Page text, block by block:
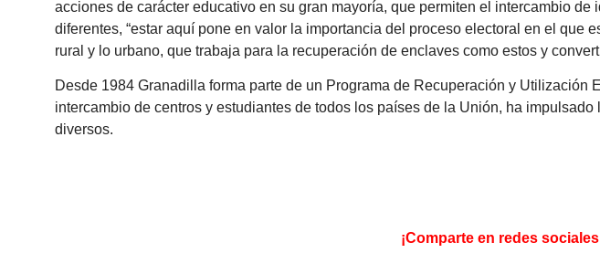
acciones de carácter educativo en su gran mayoría, que permiten el intercambio
diferentes, “estar aquí pone en valor la importancia del proceso electoral en el que
rural y lo urbano, que trabaja para la recuperación de enclaves como estos y
Desde 1984 Granadilla forma parte de un Programa de Recuperación y Utilización
intercambio de centros y estudiantes de todos los países de la Unión, ha
diversos.
¡Comparte en redes